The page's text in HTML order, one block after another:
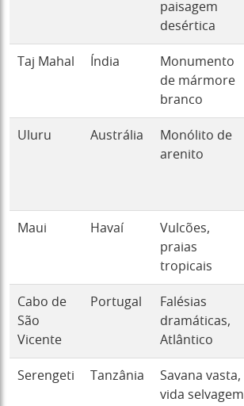
paisagem
desértica
Taj Mahal Índia
Monumento
de mármore
branco
Uluru Austrália
Monólito de
arenito
Maui Havaí
Vulcões,
praias
tropicais
Cabo de
São
Vicente
Portugal
Falésias
dramáticas,
Atlântico
Serengeti Tanzânia
Savana vasta,
vida selvagem